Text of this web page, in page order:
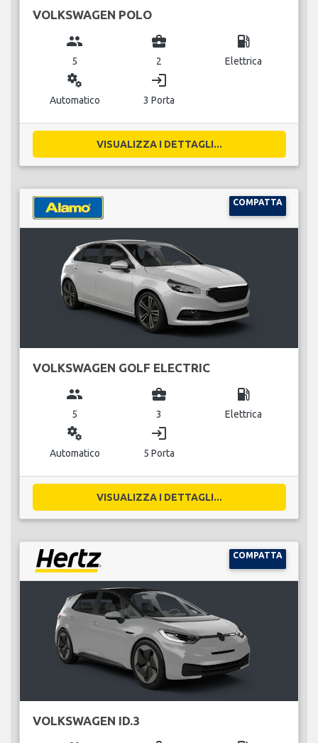
VOLKSWAGEN POLO
group
5
business_center
2
local_gas_station
Elettrica
miscellaneous_services
Automatico
login
3 Porta
VISUALIZZA I DETTAGLI...
COMPATTA
VOLKSWAGEN GOLF ELECTRIC
group
5
business_center
3
local_gas_station
Elettrica
miscellaneous_services
Automatico
login
5 Porta
VISUALIZZA I DETTAGLI...
COMPATTA
VOLKSWAGEN ID.3